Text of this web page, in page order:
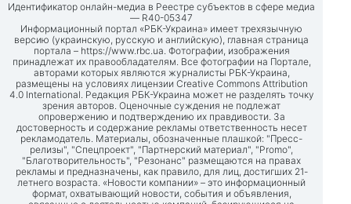
Идентификатор онлайн-медиа в Реестре субъектов в сфере медиа
— R40-05347
Информационный портал «РБК-Украина» имеет трехязычную
версию (украинскую, русскую и английскую), главная страница
портала – https://www.rbc.ua. Фотографии, изображения
принадлежат их правообладателям. Все фотографии на Портале,
авторами которых являются журналисты РБК-Украина,
размещены на условиях лицензии Creative Commons Attribution
4.0 International. Редакция РБК-Украина может не разделять точку
зрения авторов. Оценочные суждения не подлежат
опровержению и подтверждению их правдивости. За
достоверность и содержание рекламы ответственность несет
рекламодатель. Материалы, обозначенные плашкой: "Пресс-
релизы", "Спецпроект", "Партнерский материал", "Promo",
"Благотворительность", "Резонанс" размещаются на правах
рекламы и предназначены, как правило, для лиц, достигших 21-
летнего возраста. «Новости компании» – это информационный
формат, охватывающий новости, события и объявления,